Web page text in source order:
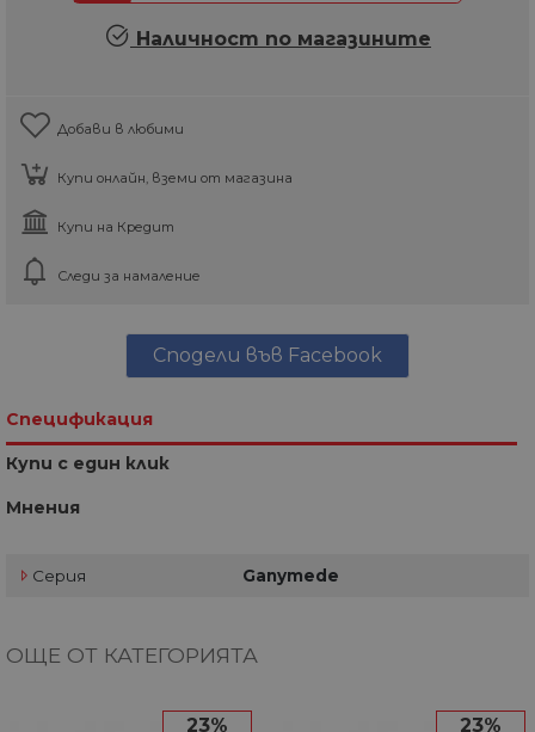
Наличност по магазините
Добави в любими
Купи онлайн, вземи от магазина
Купи на Кредит
Следи за намаление
Сподели във Facebook
Спецификация
Купи с един клик
Мнения
Серия Ganymede
ОЩЕ ОТ КАТЕГОРИЯТА
23% 23%